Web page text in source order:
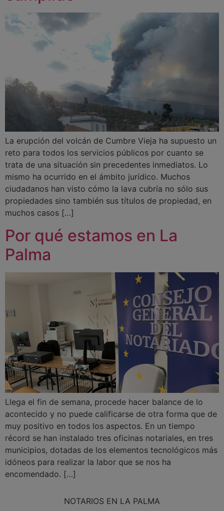
La erupción del volcán de Cumbre Vieja ha supuesto un
reto para todos los servicios públicos por cuanto se
trata de una situación sin precedentes inmediatos. Lo
mismo ha ocurrido en el ámbito jurídico. Muchos
ciudadanos han visto cómo la lava cubría no sólo sus
propiedades sino también sus títulos de propiedad, en
muchos casos […]
Por qué estamos en La
Palma
Llega el fin de semana, procede hacer balance de lo
acontecido y no puede calificarse de otra forma que de
muy positivo en todos los aspectos. En un tiempo
récord se han instalado tres oficinas notariales, en tres
municipios, dotadas de los elementos tecnológicos más
idóneos para realizar la labor que se nos ha
encomendado. […]
NOTARIOS EN LA PALMA